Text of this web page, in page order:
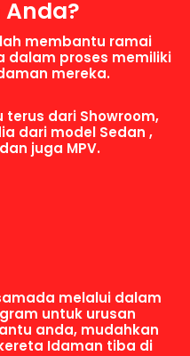
membantu ramai
dalam proses memiliki
mereka.
terus dari Showroom,
dari model Sedan ,
juga MPV.
melalui dalam
untuk urusan
anda, mudahkan
Idaman tiba di